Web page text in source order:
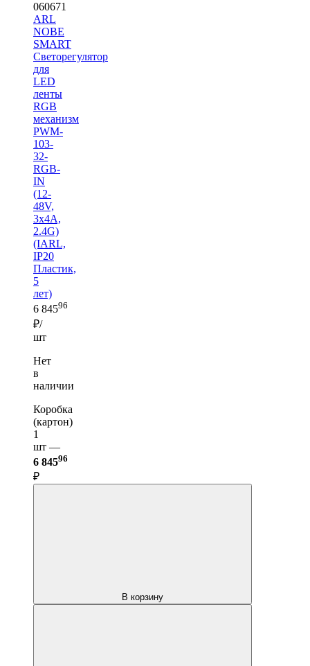
060671
ARL
NOBE
SMART
Светорегулятор
для
LED
ленты
RGB
механизм
PWM-
103-
32-
RGB-
IN
(12-
48V,
3x4A,
2.4G)
(IARL,
IP20
Пластик,
5
лет)
6 84596
₽/
шт
Нет
в
наличии
Коробка
(картон)
1
шт —
6 84596
₽
В корзину